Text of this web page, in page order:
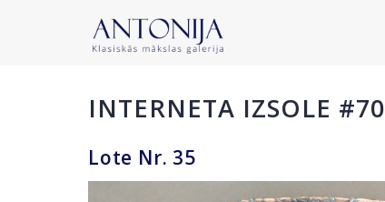
INTERNETA IZSOLE #70
Lote Nr. 35